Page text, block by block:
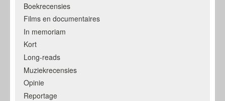
Boekrecensies
Films en documentaires
In memoriam
Kort
Long-reads
Muziekrecensies
Opinie
Reportage